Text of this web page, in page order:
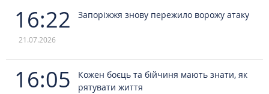
16:22
21.07.2026
Запоріжжя знову пережило ворожу атаку
16:05
Кожен боєць та бійчиня мають знати, як
рятувати життя